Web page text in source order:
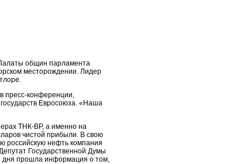
общин парламента
месторождении. Лидер
пресс-конференции,
Евросоюза. «Наша
ТНК-ВР, а именно на
чистой прибыли. В свою
российскую нефть компания
Государственной Думы
дня прошла информация о том,